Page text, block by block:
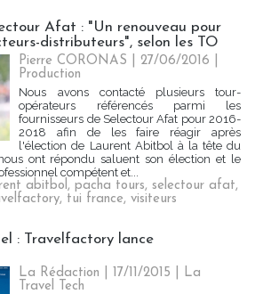
Afat : "Un renouveau pour
distributeurs", selon les TO
Pierre CORONAS | 27/06/2016
Production
Nous avons contacté plusieurs tour-
opérateurs référencés parmi les
fournisseurs de Selectour Afat pour 2016-
2018 afin de les faire réagir après
l'élection de Laurent Abitbol à la tête du
ont répondu saluent son élection et le
compétent et...
abitbol, pacha tours, selectour afat,
, tui france, visiteurs
: Travelfactory lance
La Rédaction | 17/11/2015
La
Travel Tech